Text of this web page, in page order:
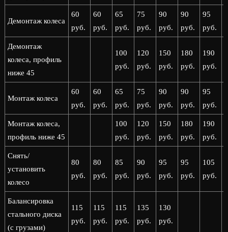
Демонтаж колеса
60
руб.
60
руб.
65
руб.
75
руб.
90
руб.
90
руб.
95
руб.
Демонтаж
колеса, профиль
ниже 45
100
руб.
120
руб.
150
руб.
180
руб.
190
руб.
Монтаж колеса
60
руб.
60
руб.
65
руб.
75
руб.
90
руб.
90
руб.
95
руб.
Монтаж колеса,
профиль ниже 45
100
руб.
120
руб.
150
руб.
180
руб.
190
руб.
Снять/
установить
колесо
80
руб.
80
руб.
85
руб.
90
руб.
95
руб.
95
руб.
105
руб.
Балансировка
стального диска
(с грузами)
115
руб.
115
руб.
115
руб.
135
руб.
130
руб.